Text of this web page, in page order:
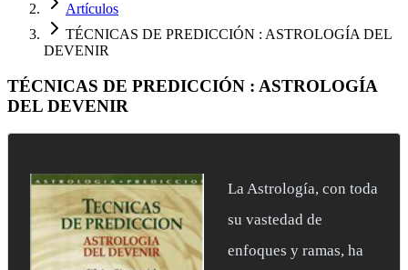
Artículos
TÉCNICAS DE PREDICCIÓN : ASTROLOGÍA DEL
DEVENIR
TÉCNICAS DE PREDICCIÓN : ASTROLOGÍA
DEL DEVENIR
La Astrología, con toda
su vastedad de
enfoques y ramas, ha